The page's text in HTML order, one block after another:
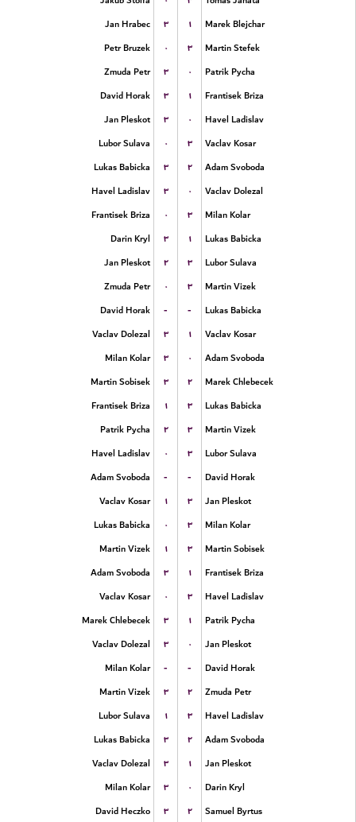
Jan Hrabec
۳ ۱
Marek Blejchar
Petr Bruzek
۰ ۳
Martin Stefek
Zmuda Petr
۳ ۰
Patrik Pycha
David Horak
۳ ۱
Frantisek Briza
Jan Pleskot
۳ ۰
Havel Ladislav
Lubor Sulava
۰ ۳
Vaclav Kosar
Lukas Babicka
۳ ۲
Adam Svoboda
Havel Ladislav
۳ ۰
Vaclav Dolezal
Frantisek Briza
۰ ۳
Milan Kolar
Darin Kryl
۳ ۱
Lukas Babicka
Jan Pleskot
۲ ۳
Lubor Sulava
Zmuda Petr
۰ ۳
Martin Vizek
David Horak
- -
Lukas Babicka
Vaclav Dolezal
۳ ۱
Vaclav Kosar
Milan Kolar
۳ ۰
Adam Svoboda
Martin Sobisek
۳ ۲
Marek Chlebecek
Frantisek Briza
۱ ۳
Lukas Babicka
Patrik Pycha
۲ ۳
Martin Vizek
Havel Ladislav
۰ ۳
Lubor Sulava
Adam Svoboda
- -
David Horak
Vaclav Kosar
۱ ۳
Jan Pleskot
Lukas Babicka
۰ ۳
Milan Kolar
Martin Vizek
۱ ۳
Martin Sobisek
Adam Svoboda
۳ ۱
Frantisek Briza
Vaclav Kosar
۰ ۳
Havel Ladislav
Marek Chlebecek
۳ ۱
Patrik Pycha
Vaclav Dolezal
۳ ۰
Jan Pleskot
Milan Kolar
- -
David Horak
Martin Vizek
۳ ۲
Zmuda Petr
Lubor Sulava
۱ ۳
Havel Ladislav
Lukas Babicka
۳ ۲
Adam Svoboda
Vaclav Dolezal
۳ ۱
Jan Pleskot
Milan Kolar
۳ ۰
Darin Kryl
David Heczko
۳ ۲
Samuel Byrtus